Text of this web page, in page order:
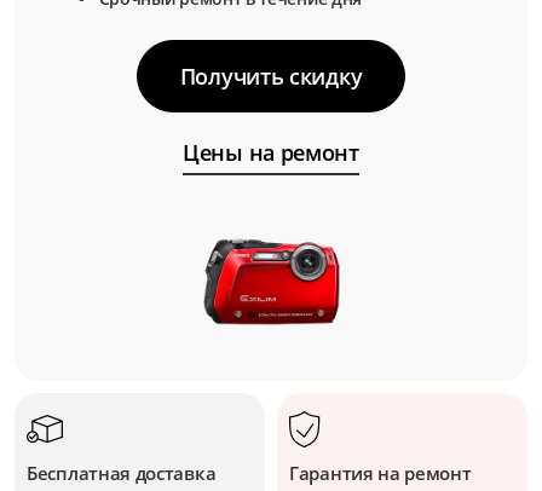
Получить скидку
Цены на ремонт
Бесплатная доставка Гарантия на ремонт